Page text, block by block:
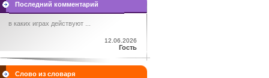
Последний комментарий
в каких играх действуют ...
12.06.2026
Гость
Слово из словаря